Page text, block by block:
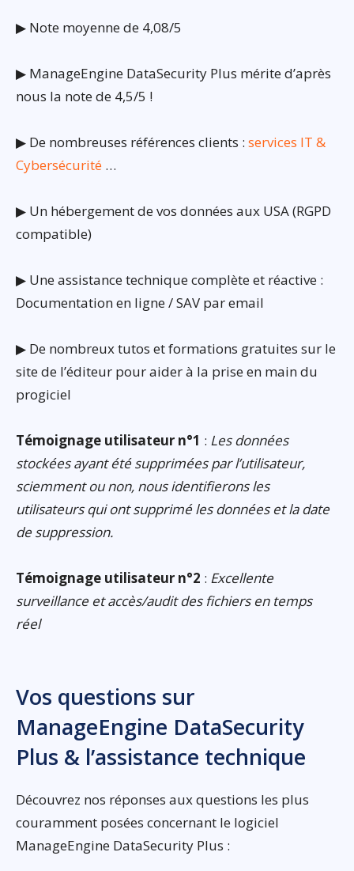
▶ Note moyenne de 4,08/5
▶ ManageEngine DataSecurity Plus mérite d’après
nous la note de 4,5/5 !
▶ De nombreuses références clients : services IT &
Cybersécurité …
▶ Un hébergement de vos données aux USA (RGPD
compatible)
▶ Une assistance technique complète et réactive :
Documentation en ligne / SAV par email
▶ De nombreux tutos et formations gratuites sur le
site de l’éditeur pour aider à la prise en main du
progiciel
Témoignage utilisateur n°1 : Les données
stockées ayant été supprimées par l’utilisateur,
sciemment ou non, nous identifierons les
utilisateurs qui ont supprimé les données et la date
de suppression.
Témoignage utilisateur n°2 : Excellente
surveillance et accès/audit des fichiers en temps
réel
Vos questions sur
ManageEngine DataSecurity
Plus & l’assistance technique
Découvrez nos réponses aux questions les plus
couramment posées concernant le logiciel
ManageEngine DataSecurity Plus :